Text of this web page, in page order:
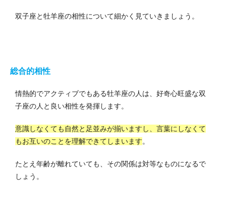
双子座と牡羊座の相性について細かく見ていきましょう。
総合的相性
情熱的でアクティブでもある牡羊座の人は、好奇心旺盛な双
子座の人と良い相性を発揮します。
意識しなくても自然と足並みが揃いますし、言葉にしなくて
もお互いのことを理解できてしまいます。
たとえ年齢が離れていても、その関係は対等なものになるで
しょう。